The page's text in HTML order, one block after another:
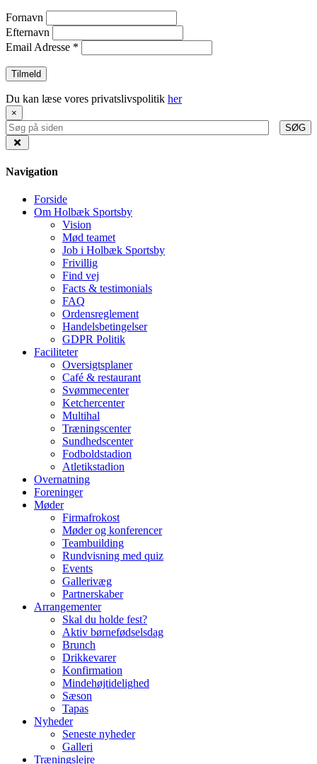
Fornavn
Efternavn
Email Adresse *
Du kan læse vores privatslivspolitik her
×
SØG
Navigation
Forside
Om Holbæk Sportsby
Vision
Mød teamet
Job i Holbæk Sportsby
Frivillig
Find vej
Facts & testimonials
FAQ
Ordensreglement
Handelsbetingelser
GDPR Politik
Faciliteter
Oversigtsplaner
Café & restaurant
Svømmecenter
Ketchercenter
Multihal
Træningscenter
Sundhedscenter
Fodboldstadion
Atletikstadion
Overnatning
Foreninger
Møder
Firmafrokost
Møder og konferencer
Teambuilding
Rundvisning med quiz
Events
Gallerivæg
Partnerskaber
Arrangementer
Skal du holde fest?
Aktiv børnefødselsdag
Brunch
Drikkevarer
Konfirmation
Mindehøjtidelighed
Sæson
Tapas
Nyheder
Seneste nyheder
Galleri
Træningslejre